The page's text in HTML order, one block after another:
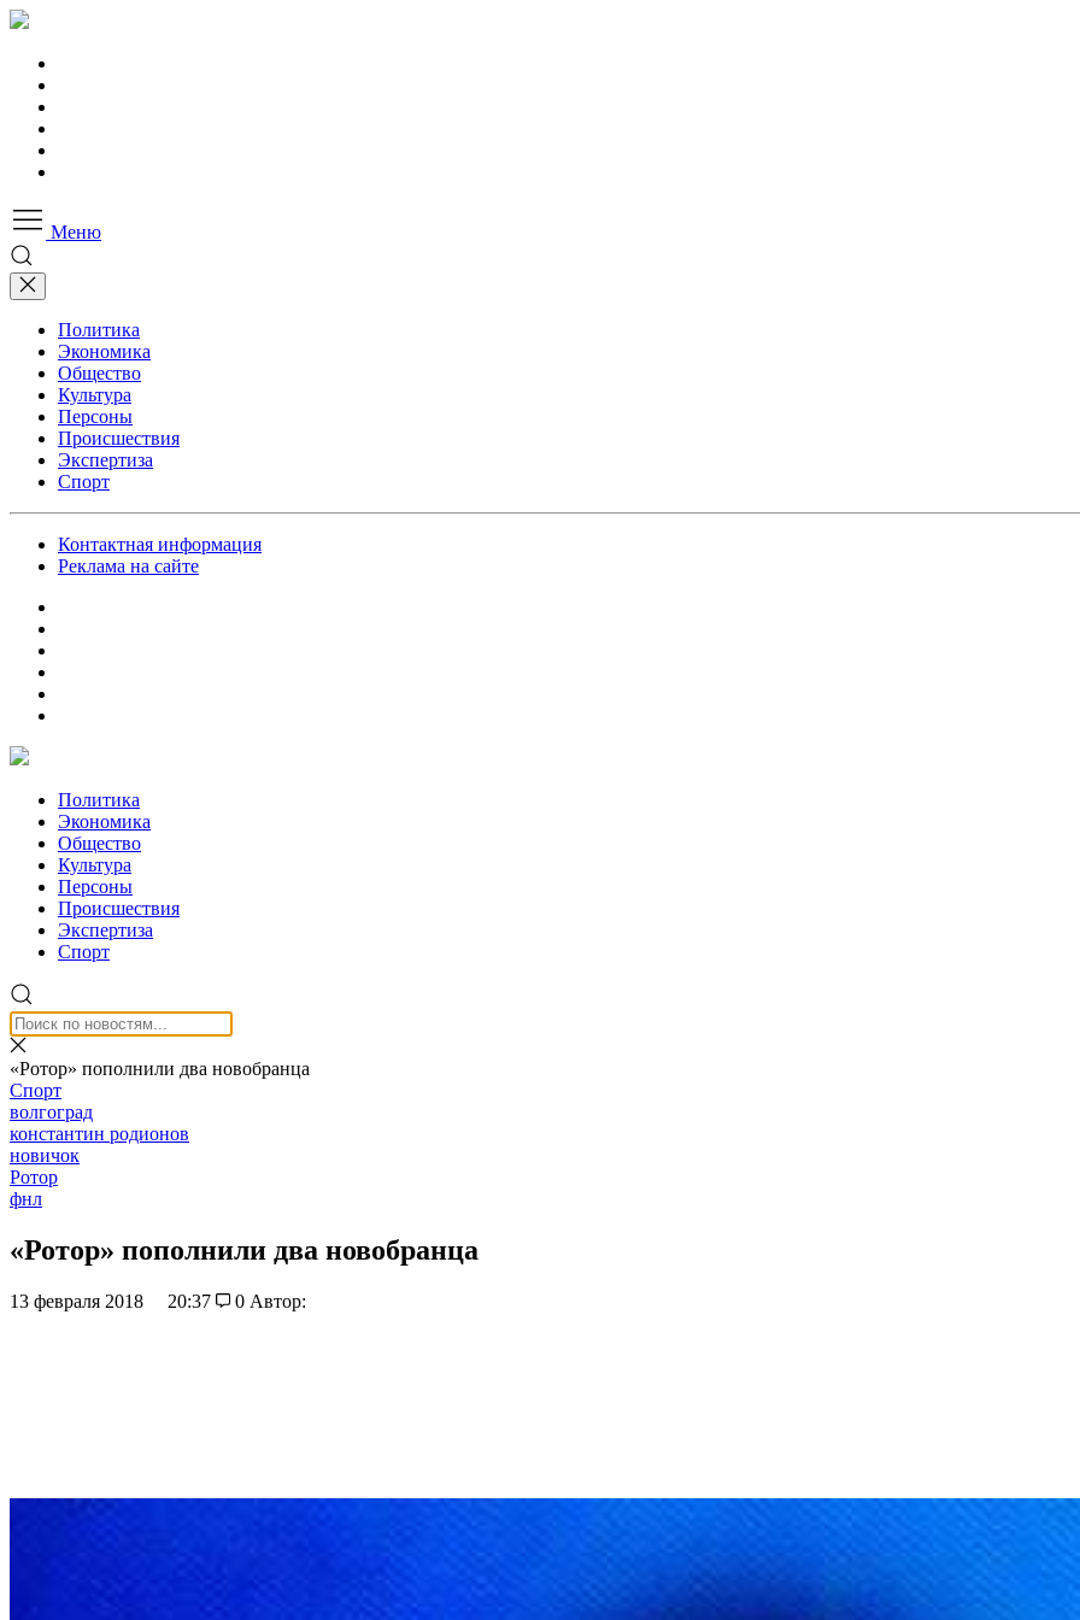
Меню
Политика
Экономика
Общество
Культура
Персоны
Происшествия
Экспертиза
Спорт
Контактная информация
Реклама на сайте
Политика
Экономика
Общество
Культура
Персоны
Происшествия
Экспертиза
Спорт
«Ротор» пополнили два новобранца
Спорт
волгоград
константин родионов
новичок
Ротор
фнл
«Ротор» пополнили два новобранца
13 февраля 2018 20:37 0 Автор: